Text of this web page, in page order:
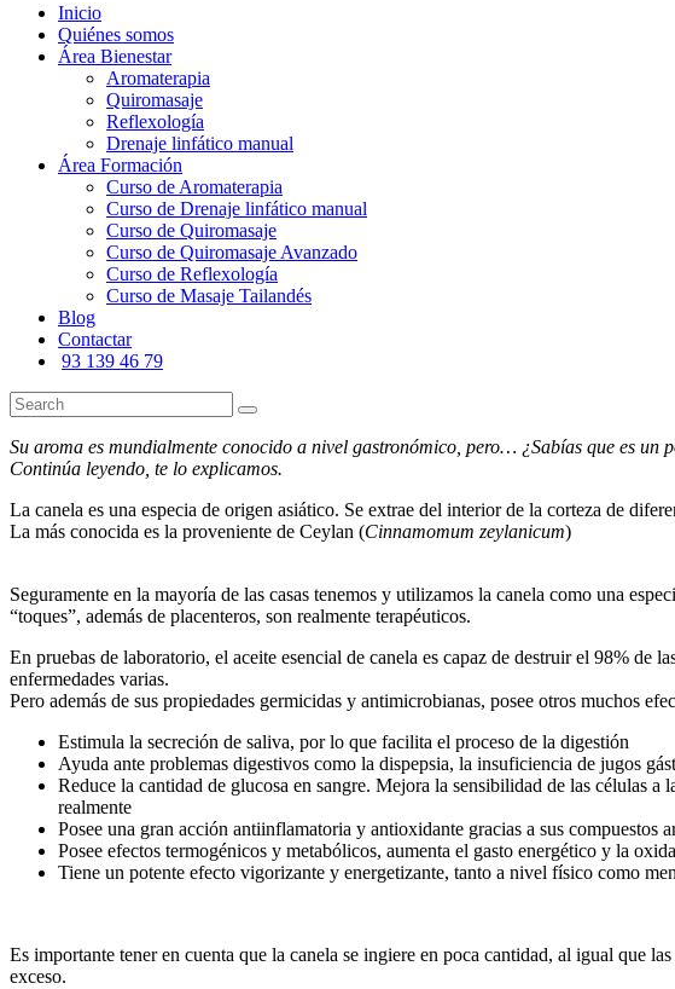
Inicio
Quiénes somos
Área Bienestar
Aromaterapia
Quiromasaje
Reflexología
Drenaje linfático manual
Área Formación
Curso de Aromaterapia
Curso de Drenaje linfático manual
Curso de Quiromasaje
Curso de Quiromasaje Avanzado
Curso de Reflexología
Curso de Masaje Tailandés
Blog
Contactar
93 139 46 79
Su aroma es mundialmente conocido a nivel gastronómico, pero… ¿Sabías que es
Continúa leyendo, te lo explicamos.
La canela es una especia de origen asiático. Se extrae del interior de la corteza de
La más conocida es la proveniente de Ceylan (Cinnamomum zeylanicum)
Seguramente en la mayoría de las casas tenemos y utilizamos la canela como una
“toques”, además de placenteros, son realmente terapéuticos.
En pruebas de laboratorio, el aceite esencial de canela es capaz de destruir el 98% de
enfermedades varias.
Pero además de sus propiedades germicidas y antimicrobianas, posee otros muchos
Estimula la secreción de saliva, por lo que facilita el proceso de la digestión
Ayuda ante problemas digestivos como la dispepsia, la insuficiencia de jugos
Reduce la cantidad de glucosa en sangre. Mejora la sensibilidad de las células
realmente
Posee una gran acción antiinflamatoria y antioxidante gracias a sus compuestos
Posee efectos termogénicos y metabólicos, aumenta el gasto energético y la
Tiene un potente efecto vigorizante y energetizante, tanto a nivel físico como
Es importante tener en cuenta que la canela se ingiere en poca cantidad, al igual que
exceso.